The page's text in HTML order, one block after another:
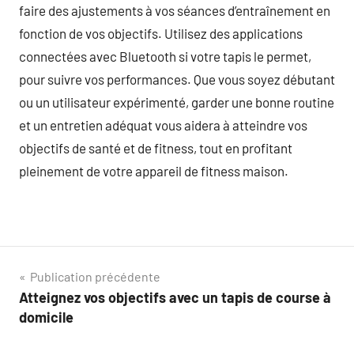
faire des ajustements à vos séances d’entraînement en
fonction de vos objectifs. Utilisez des applications
connectées avec Bluetooth si votre tapis le permet,
pour suivre vos performances. Que vous soyez débutant
ou un utilisateur expérimenté, garder une bonne routine
et un entretien adéquat vous aidera à atteindre vos
objectifs de santé et de fitness, tout en profitant
pleinement de votre appareil de fitness maison.
Navigation
de
Publication précédente
Atteignez vos objectifs avec un tapis de course à
domicile